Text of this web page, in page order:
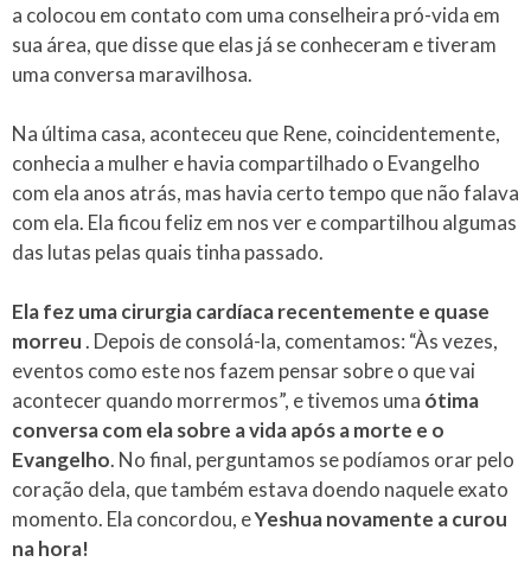
a colocou em contato com uma conselheira pró-vida em
sua área, que disse que elas já se conheceram e tiveram
uma conversa maravilhosa.
Na última casa, aconteceu que Rene, coincidentemente,
conhecia a mulher e havia compartilhado o Evangelho
com ela anos atrás, mas havia certo tempo que não falava
com ela. Ela ficou feliz em nos ver e compartilhou algumas
das lutas pelas quais tinha passado.
Ela fez uma cirurgia cardíaca recentemente e quase
morreu. Depois de consolá-la, comentamos: “Às vezes,
eventos como este nos fazem pensar sobre o que vai
acontecer quando morrermos”, e tivemos uma ótima
conversa com ela sobre a vida após a morte e o
Evangelho. No final, perguntamos se podíamos orar pelo
coração dela, que também estava doendo naquele exato
momento. Ela concordou, eYeshua novamente a curou
na hora!